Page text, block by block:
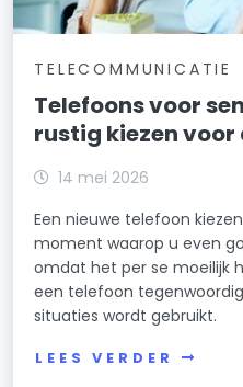
TELECOMMUNICATIE
Telefoons voor
rustig kiezen
14 mei 2026
Een nieuwe telefoon
moment waarop u even
omdat het per se moeilijk
een telefoon
situaties wordt gebruikt.
LEES VERDER